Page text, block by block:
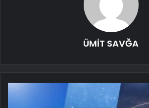
ÜMİT SAVĞA